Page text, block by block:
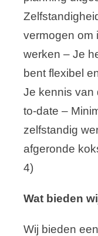
vermogen om
werken – Je
bent flexibel
Je kennis van
to-date –
zelfstandig
afgeronde
4)
Wat bieden
Wij bieden